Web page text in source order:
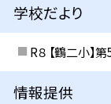
学校だより
R８ 【鶴二小】
情報提供